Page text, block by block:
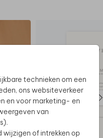
technieken om een
ons websiteverkeer
en voor marketing- en
van
of intrekken op